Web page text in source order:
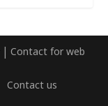
| Contact for web
Contact us